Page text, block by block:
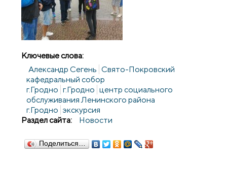
Ключевые слова:
Александр Сегень Свято-Покровский
кафедральный собор
г.Гродно г.Гродно центр социального
обслуживания Ленинского района
г.Гродно экскурсия
Раздел сайта:
Новости
Поделиться…